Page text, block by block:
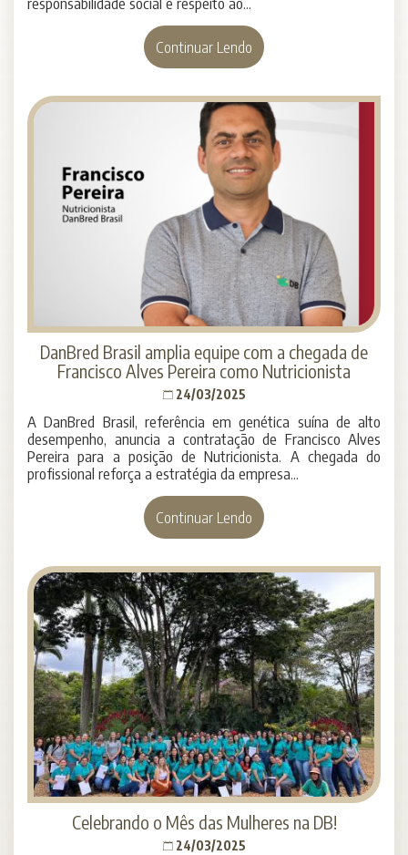
Continuar Lendo
DanBred Brasil amplia equipe com a chegada de
Francisco Alves Pereira como Nutricionista
24/03/2025
A DanBred Brasil, referência em genética suína de alto
desempenho, anuncia a contratação de Francisco Alves
Pereira para a posição de Nutricionista. A chegada do
profissional reforça a estratégia da empresa...
Continuar Lendo
Celebrando o Mês das Mulheres na DB!
24/03/2025